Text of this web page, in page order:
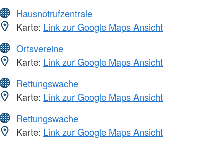
Hausnotrufzentrale
Karte: Link zur Google Maps Ansicht
Ortsvereine
Karte: Link zur Google Maps Ansicht
Rettungswache
Karte: Link zur Google Maps Ansicht
Rettungswache
Karte: Link zur Google Maps Ansicht